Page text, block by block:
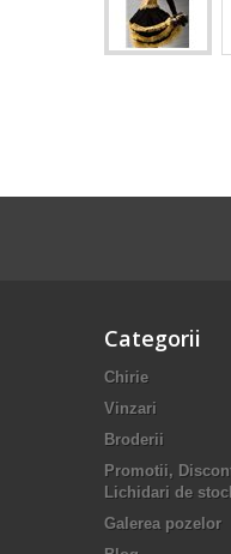
Categorii
Chirie
Vinzari
Broderii
Promotii,
Lichidari de
Galerea pozelor